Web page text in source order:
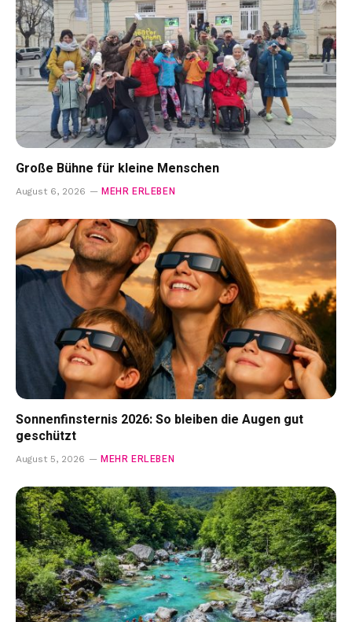
Große Bühne für kleine Menschen
August 6, 2026 MEHR ERLEBEN
Sonnenfinsternis 2026: So bleiben die Augen gut
geschützt
August 5, 2026 MEHR ERLEBEN